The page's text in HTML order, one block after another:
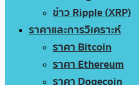
ข่าว Ripple (XRP)
ราคาและการวิเคราะห์
ราคา Bitcoin
ราคา Ethereum